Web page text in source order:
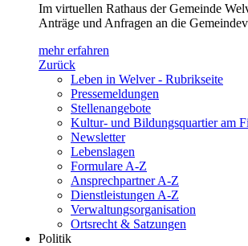
Im virtuellen Rathaus der Gemeinde
Anträge und Anfragen an die
mehr erfahren
Zurück
Leben in Welver - Rubrikseite
Pressemeldungen
Stellenangebote
Kultur- und Bildungsquartier am
Newsletter
Lebenslagen
Formulare A-Z
Ansprechpartner A-Z
Dienstleistungen A-Z
Verwaltungsorganisation
Ortsrecht & Satzungen
Politik